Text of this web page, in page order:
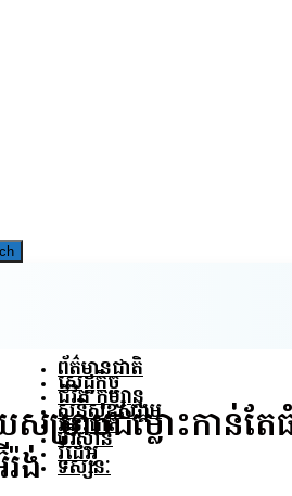
ព័ត៌មានជាតិ
សេដ្ឋកិច្ច
ជីវិត កម្សាន្ត
សន្តិសុខ​សង្គម
អន្តរជាតិ
បរិស្ថាន
វីដេអូ
ទស្សនៈ
ម្រាប់ជម្លោះកាន់ត
ង់